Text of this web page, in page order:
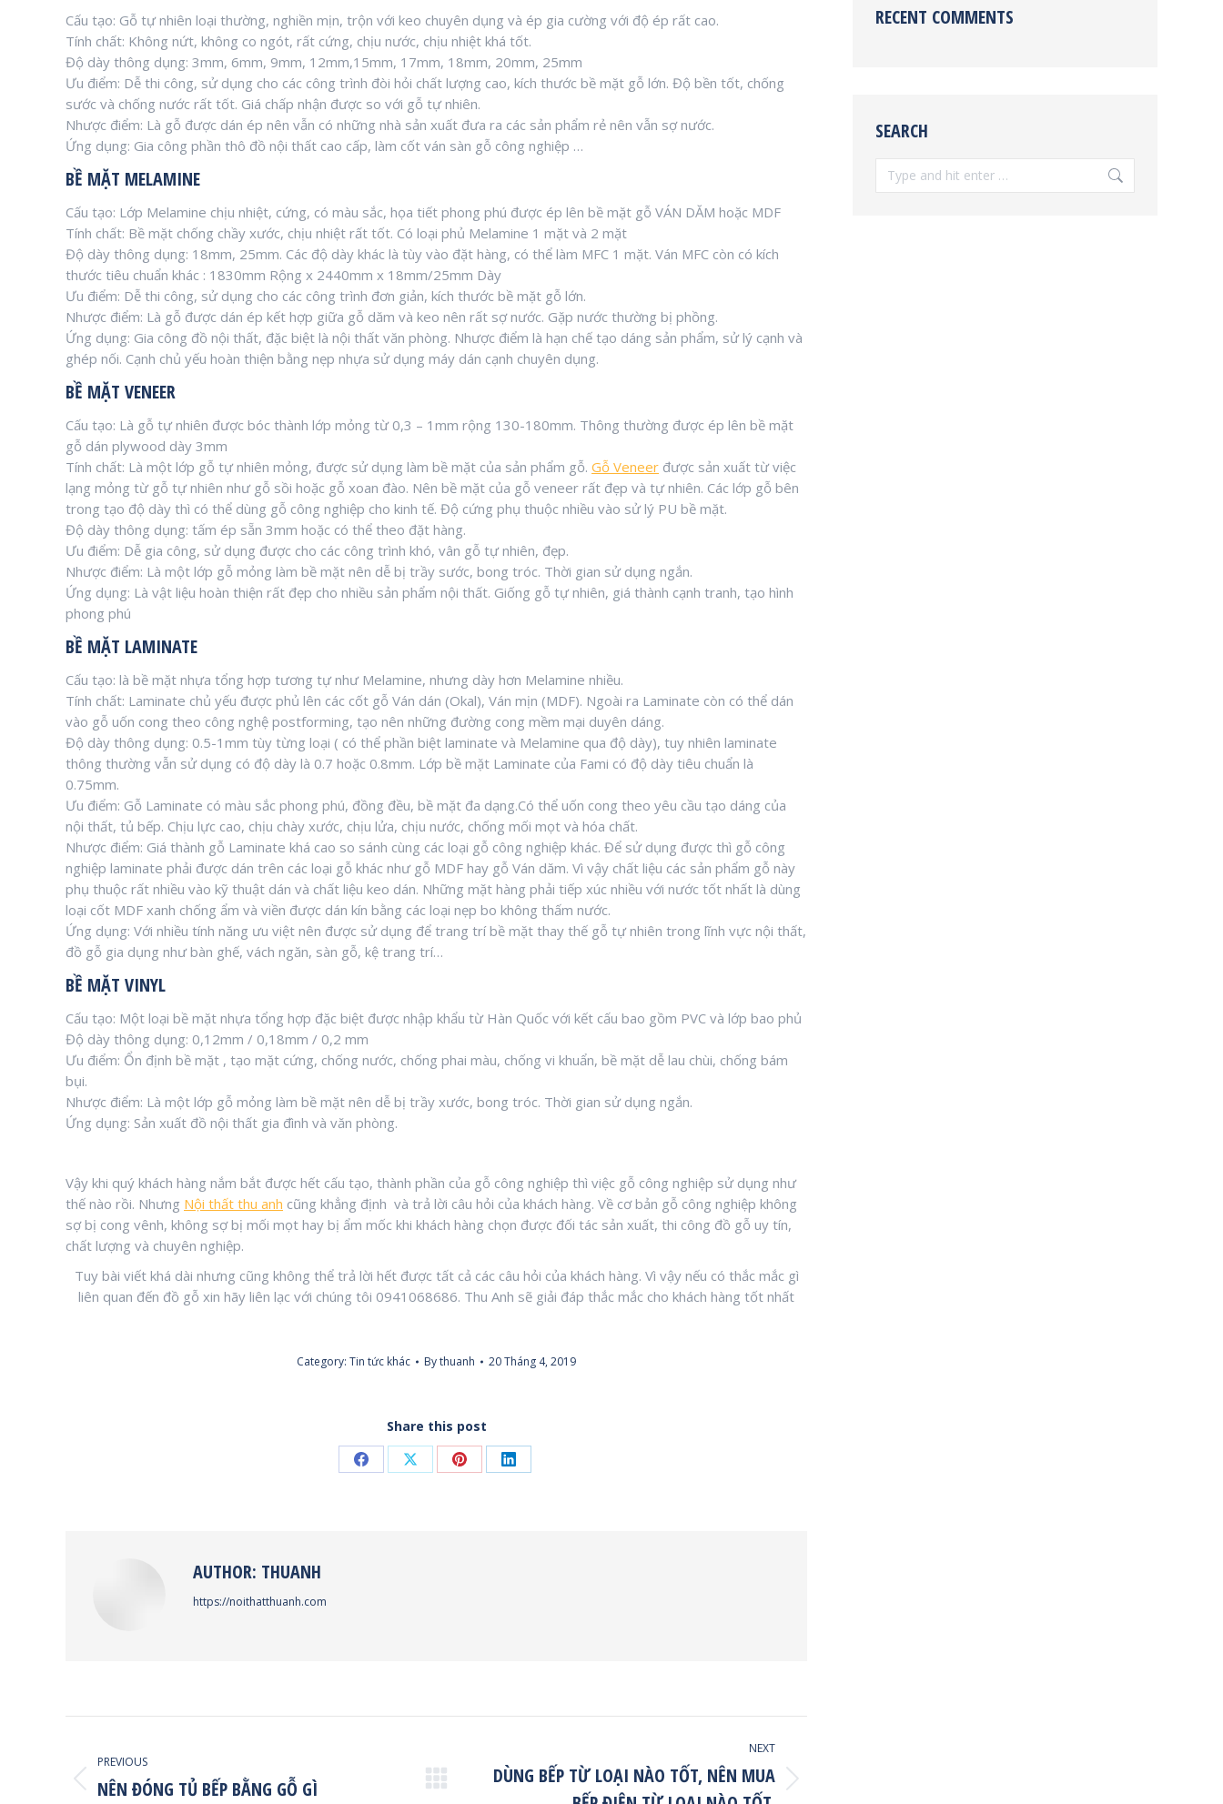
Cấu tạo: Gỗ tự nhiên loại thường, nghiền mịn, trộn với keo chuyên dụng và ép gia cường với độ ép rất cao.
Tính chất: Không nứt, không co ngót, rất cứng, chịu nước, chịu nhiệt khá tốt.
Độ dày thông dụng: 3mm, 6mm, 9mm, 12mm,15mm, 17mm, 18mm, 20mm, 25mm
Ưu điểm: Dễ thi công, sử dụng cho các công trình đòi hỏi chất lượng cao, kích thước bề mặt gỗ lớn. Độ bền tốt, chống
sước và chống nước rất tốt. Giá chấp nhận được so với gỗ tự nhiên.
Nhược điểm: Là gỗ được dán ép nên vẫn có những nhà sản xuất đưa ra các sản phẩm rẻ nên vẫn sợ nước.
Ứng dụng: Gia công phần thô đồ nội thất cao cấp, làm cốt ván sàn gỗ công nghiệp …
BỀ MẶT MELAMINE
Cấu tạo: Lớp Melamine chịu nhiệt, cứng, có màu sắc, họa tiết phong phú được ép lên bề mặt gỗ VÁN DĂM hoặc MDF
Tính chất: Bề mặt chống chầy xước, chịu nhiệt rất tốt. Có loại phủ Melamine 1 mặt và 2 mặt
Độ dày thông dụng: 18mm, 25mm. Các độ dày khác là tùy vào đặt hàng, có thể làm MFC 1 mặt. Ván MFC còn có kích
thước tiêu chuẩn khác : 1830mm Rộng x 2440mm x 18mm/25mm Dày
Ưu điểm: Dễ thi công, sử dụng cho các công trình đơn giản, kích thước bề mặt gỗ lớn.
Nhược điểm: Là gỗ được dán ép kết hợp giữa gỗ dăm và keo nên rất sợ nước. Gặp nước thường bị phồng.
Ứng dụng: Gia công đồ nội thất, đặc biệt là nội thất văn phòng. Nhược điểm là hạn chế tạo dáng sản phẩm, sử lý cạnh và
ghép nối. Cạnh chủ yếu hoàn thiện bằng nẹp nhựa sử dụng máy dán cạnh chuyên dụng.
BỀ MẶT VENEER
Cấu tạo: Là gỗ tự nhiên được bóc thành lớp mỏng từ 0,3 – 1mm rộng 130-180mm. Thông thường được ép lên bề mặt
gỗ dán plywood dày 3mm
Tính chất: Là một lớp gỗ tự nhiên mỏng, được sử dụng làm bề mặt của sản phẩm gỗ. Gỗ Veneer được sản xuất từ việc
lạng mỏng từ gỗ tự nhiên như gỗ sồi hoặc gỗ xoan đào. Nên bề mặt của gỗ veneer rất đẹp và tự nhiên. Các lớp gỗ bên
trong tạo độ dày thì có thể dùng gỗ công nghiệp cho kinh tế. Độ cứng phụ thuộc nhiều vào sử lý PU bề mặt.
Độ dày thông dụng: tấm ép sẵn 3mm hoặc có thể theo đặt hàng.
Ưu điểm: Dễ gia công, sử dụng được cho các công trình khó, vân gỗ tự nhiên, đẹp.
Nhược điểm: Là một lớp gỗ mỏng làm bề mặt nên dễ bị trầy sước, bong tróc. Thời gian sử dụng ngắn.
Ứng dụng: Là vật liệu hoàn thiện rất đẹp cho nhiều sản phẩm nội thất. Giống gỗ tự nhiên, giá thành cạnh tranh, tạo hình
phong phú
BỀ MẶT LAMINATE
Cấu tạo: là bề mặt nhựa tổng hợp tương tự như Melamine, nhưng dày hơn Melamine nhiều.
Tính chất: Laminate chủ yếu được phủ lên các cốt gỗ Ván dán (Okal), Ván mịn (MDF). Ngoài ra Laminate còn có thể dán
vào gỗ uốn cong theo công nghệ postforming, tạo nên những đường cong mềm mại duyên dáng.
Độ dày thông dụng: 0.5-1mm tùy từng loại ( có thể phần biệt laminate và Melamine qua độ dày), tuy nhiên laminate
thông thường vẫn sử dụng có độ dày là 0.7 hoặc 0.8mm. Lớp bề mặt Laminate của Fami có độ dày tiêu chuẩn là
0.75mm.
Ưu điểm: Gỗ Laminate có màu sắc phong phú, đồng đều, bề mặt đa dạng.Có thể uốn cong theo yêu cầu tạo dáng của
nội thất, tủ bếp. Chịu lực cao, chịu chày xước, chịu lửa, chịu nước, chống mối mọt và hóa chất.
Nhược điểm: Giá thành gỗ Laminate khá cao so sánh cùng các loại gỗ công nghiệp khác. Để sử dụng được thì gỗ công
nghiệp laminate phải được dán trên các loại gỗ khác như gỗ MDF hay gỗ Ván dăm. Vì vậy chất liệu các sản phẩm gỗ này
phụ thuộc rất nhiều vào kỹ thuật dán và chất liệu keo dán. Những mặt hàng phải tiếp xúc nhiều với nước tốt nhất là dùng
loại cốt MDF xanh chống ẩm và viền được dán kín bằng các loại nẹp bo không thấm nước.
Ứng dụng: Với nhiều tính năng ưu việt nên được sử dụng để trang trí bề mặt thay thế gỗ tự nhiên trong lĩnh vực nội thất,
đồ gỗ gia dụng như bàn ghế, vách ngăn, sàn gỗ, kệ trang trí…
BỀ MẶT VINYL
Cấu tạo: Một loại bề mặt nhựa tổng hợp đặc biệt được nhập khẩu từ Hàn Quốc với kết cấu bao gồm PVC và lớp bao phủ
Độ dày thông dụng: 0,12mm / 0,18mm / 0,2 mm
Ưu điểm: Ổn định bề mặt , tạo mặt cứng, chống nước, chống phai màu, chống vi khuẩn, bề mặt dễ lau chùi, chống bám
bụi.
Nhược điểm: Là một lớp gỗ mỏng làm bề mặt nên dễ bị trầy xước, bong tróc. Thời gian sử dụng ngắn.
Ứng dụng: Sản xuất đồ nội thất gia đình và văn phòng.
Vậy khi quý khách hàng nắm bắt được hết cấu tạo, thành phần của gỗ công nghiệp thì việc gỗ công nghiệp sử dụng như
thế nào rồi. Nhưng Nội thất thu anh cũng khẳng định và trả lời câu hỏi của khách hàng. Về cơ bản gỗ công nghiệp không
sợ bị cong vênh, không sợ bị mối mọt hay bị ẩm mốc khi khách hàng chọn được đối tác sản xuất, thi công đồ gỗ uy tín,
chất lượng và chuyên nghiệp.
Tuy bài viết khá dài nhưng cũng không thể trả lời hết được tất cả các câu hỏi của khách hàng. Vì vậy nếu có thắc mắc gì
liên quan đến đồ gỗ xin hãy liên lạc với chúng tôi 0941068686. Thu Anh sẽ giải đáp thắc mắc cho khách hàng tốt nhất
Category: Tin tức khác Bythuanh 20 Tháng 4, 2019
Share this post
Share Share Share Share
AUTHOR: THUANH
https://noithatthuanh.com
NAVIGATION
PREVIOUS
Previous
NÊN ĐÓNG TỦ BẾP BẰNG GỖ GÌ
NEXT
NextDÙNG BẾP TỪ LOẠI NÀO TỐT, NÊN MUA
RECENT COMMENTS
SEARCH
Search: